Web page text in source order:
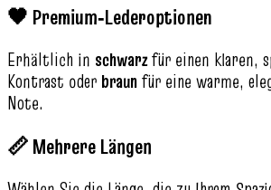
🖤 Premium‑Lederoptionen
Erhältlich in schwarzfür einen klaren,
Kontrast oder braunfür eine warme,
Note.
📏 Mehrere Längen